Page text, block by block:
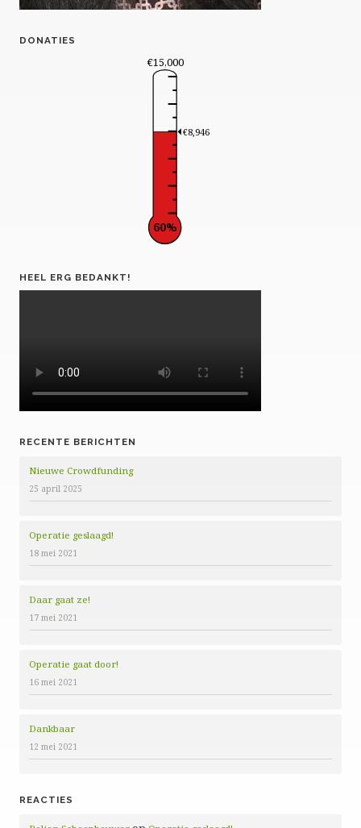
DONATIES
€15,000
€8,946
60%
HEEL ERG BEDANKT!
RECENTE BERICHTEN
Nieuwe Crowdfunding
25 april 2025
Operatie geslaagd!
18 mei 2021
Daar gaat ze!
17 mei 2021
Operatie gaat door!
16 mei 2021
Dankbaar
12 mei 2021
REACTIES